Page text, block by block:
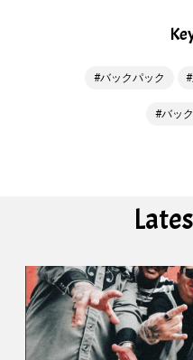
バックパック
バッ